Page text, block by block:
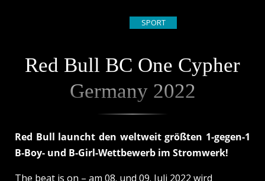
SPORT
Red Bull BC One Cypher
Germany 2022
Red Bull launcht den weltweit größten 1-gegen-1
B-Boy- und B-Girl-Wettbewerb im Stromwerk!
The beat is on – am 08. und 09. Juli 2022 wird